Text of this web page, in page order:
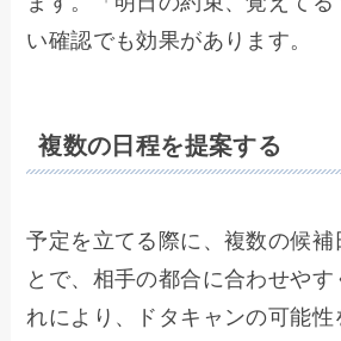
い確認でも効果があります。
複数の日程を提案する
予定を立てる際に、複数の候補
とで、相手の都合に合わせやす
れにより、ドタキャンの可能性